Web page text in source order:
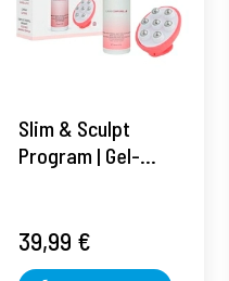
Slim & Sculpt
Program | Gel-
200ml +
masajeador |
39,99 €